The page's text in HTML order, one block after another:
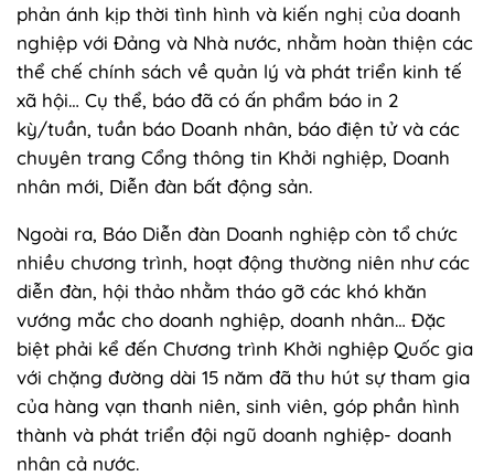
phản ánh kịp thời tình hình và kiến nghị của doanh
nghiệp với Đảng và Nhà nước, nhằm hoàn thiện các
thể chế chính sách về quản lý và phát triển kinh tế
xã hội… Cụ thể, báo đã có ấn phẩm báo in 2
kỳ/tuần, tuần báo Doanh nhân, báo điện tử và các
chuyên trang Cổng thông tin Khởi nghiệp, Doanh
nhân mới, Diễn đàn bất động sản.
Ngoài ra, Báo Diễn đàn Doanh nghiệp còn tổ chức
nhiều chương trình, hoạt động thường niên như các
diễn đàn, hội thảo nhằm tháo gỡ các khó khăn
vướng mắc cho doanh nghiệp, doanh nhân… Đặc
biệt phải kể đến Chương trình Khởi nghiệp Quốc gia
với chặng đường dài 15 năm đã thu hút sự tham gia
của hàng vạn thanh niên, sinh viên, góp phần hình
thành và phát triển đội ngũ doanh nghiệp- doanh
nhân cả nước.